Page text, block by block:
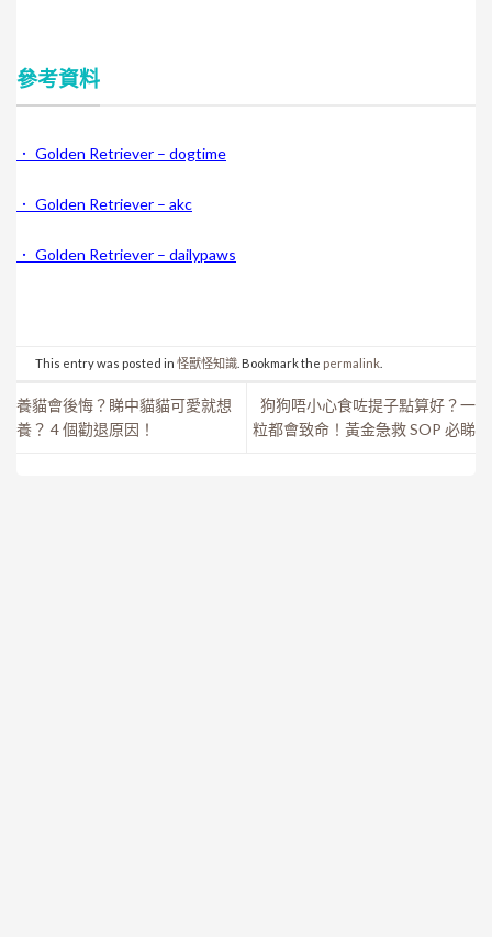
參考資料
． Golden Retriever – dogtime
． Golden Retriever – akc
． Golden Retriever – dailypaws
This entry was posted in 怪獸怪知識. Bookmark the permalink.
養貓會後悔？睇中貓貓可愛就想
養？ 4 個勸退原因！
狗狗唔小心食咗提子點算好？一
粒都會致命！黃金急救 SOP 必睇